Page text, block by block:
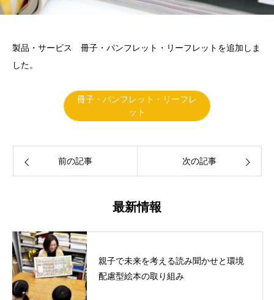
製品・サービス 冊子・パンフレット・リーフレットを追加しま
した。
冊子・パンフレット・リーフレ
ット
前の記事 次の記事
最新情報
親子で未来を考える読み聞かせと環境
配慮型絵本の取り組み